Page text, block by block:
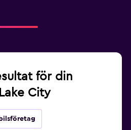
för din
City